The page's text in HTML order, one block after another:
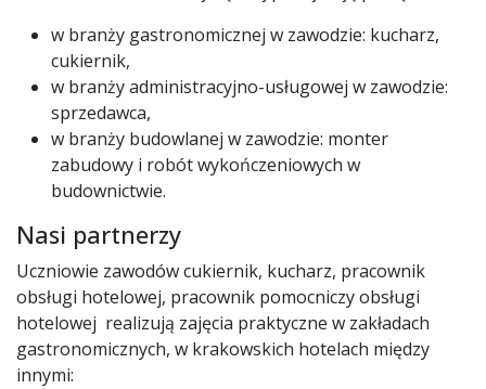
w branży gastronomicznej w zawodzie: kucharz,
cukiernik,
w branży administracyjno-usługowej w zawodzie:
sprzedawca,
w branży budowlanej w zawodzie: monter
zabudowy i robót wykończeniowych w
budownictwie.
Nasi partnerzy
Uczniowie zawodów cukiernik, kucharz, pracownik
obsługi hotelowej, pracownik pomocniczy obsługi
hotelowej realizują zajęcia praktyczne w zakładach
gastronomicznych, w krakowskich hotelach między
innymi: